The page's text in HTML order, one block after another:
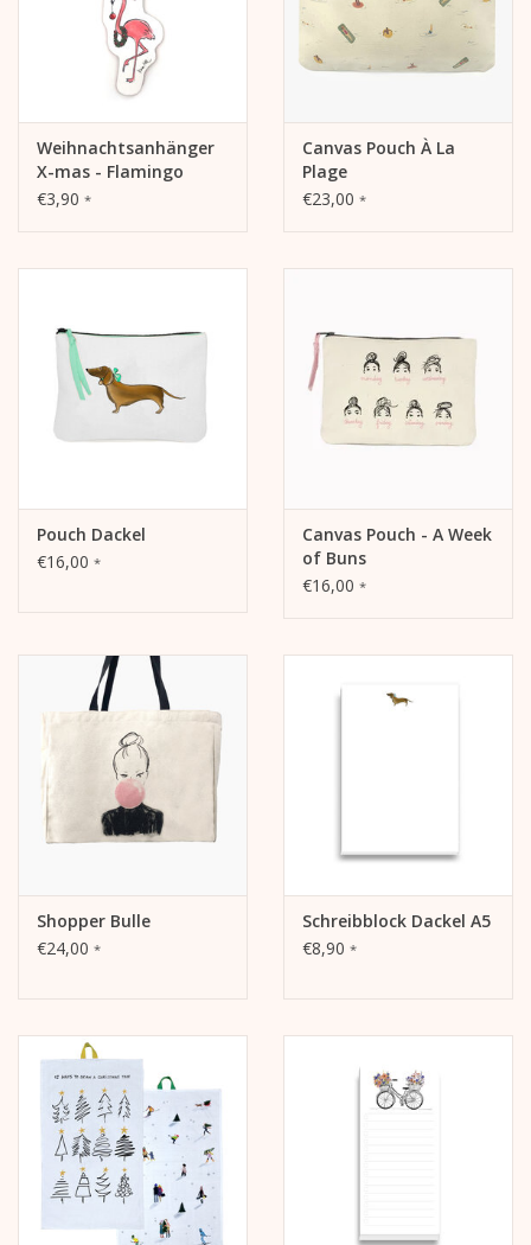
Weihnachtsanhänger
X-mas - Flamingo
€3,90 *
Canvas Pouch À La
Plage
€23,00 *
Pouch Dackel
€16,00 *
Canvas Pouch - A Week
of Buns
€16,00 *
Shopper Bulle
€24,00 *
Schreibblock Dackel A5
€8,90 *